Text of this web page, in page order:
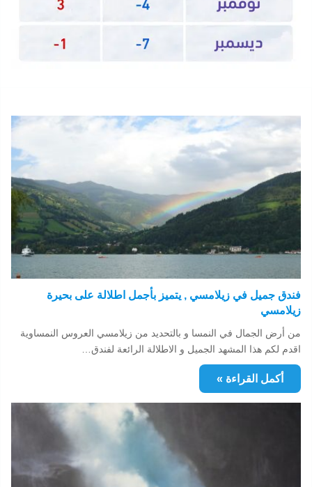
فندق جميل في زيلامسي , يتميز بأجمل اطلالة على بحيرة
زيلامسي
من أرض الجمال في النمسا و بالتحديد من زيلامسي العروس النمساوية
اقدم لكم هذا المشهد الجميل و الاطلالة الرائعة لفندق…
أكمل القراءة »